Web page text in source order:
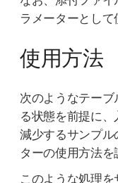
ラメーターとして
使用方法
次のようなテー
る状態を前提に
減少するサンプ
ターの使用方法を
このような処理